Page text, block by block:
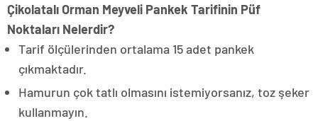
Çikolatalı Orman Meyveli Pankek Tarifinin Püf
Noktaları Nelerdir?
Tarif ölçülerinden ortalama 15 adet pankek
çıkmaktadır.
Hamurun çok tatlı olmasını istemiyorsanız, toz şeker
kullanmayın.